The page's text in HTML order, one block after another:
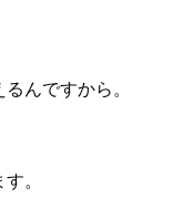
んですから。
。